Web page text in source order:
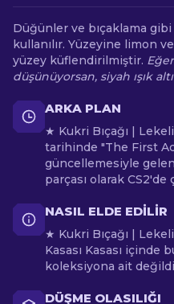
Düğünler ve bıçaklama
kullanılır. Yüzeyine limon
yüzey küflendirilmiştir.
düşünüyorsan, siyah ışık
ARKA PLAN
★ Kukri Bıçağı |
tarihinde "The First
güncellemesiyle gelen
parçası olarak CS2'de
NASIL ELDE EDILIR
★ Kukri Bıçağı |
Kasası Kasası
koleksiyona ait
DÜŞME OLASILIĞI